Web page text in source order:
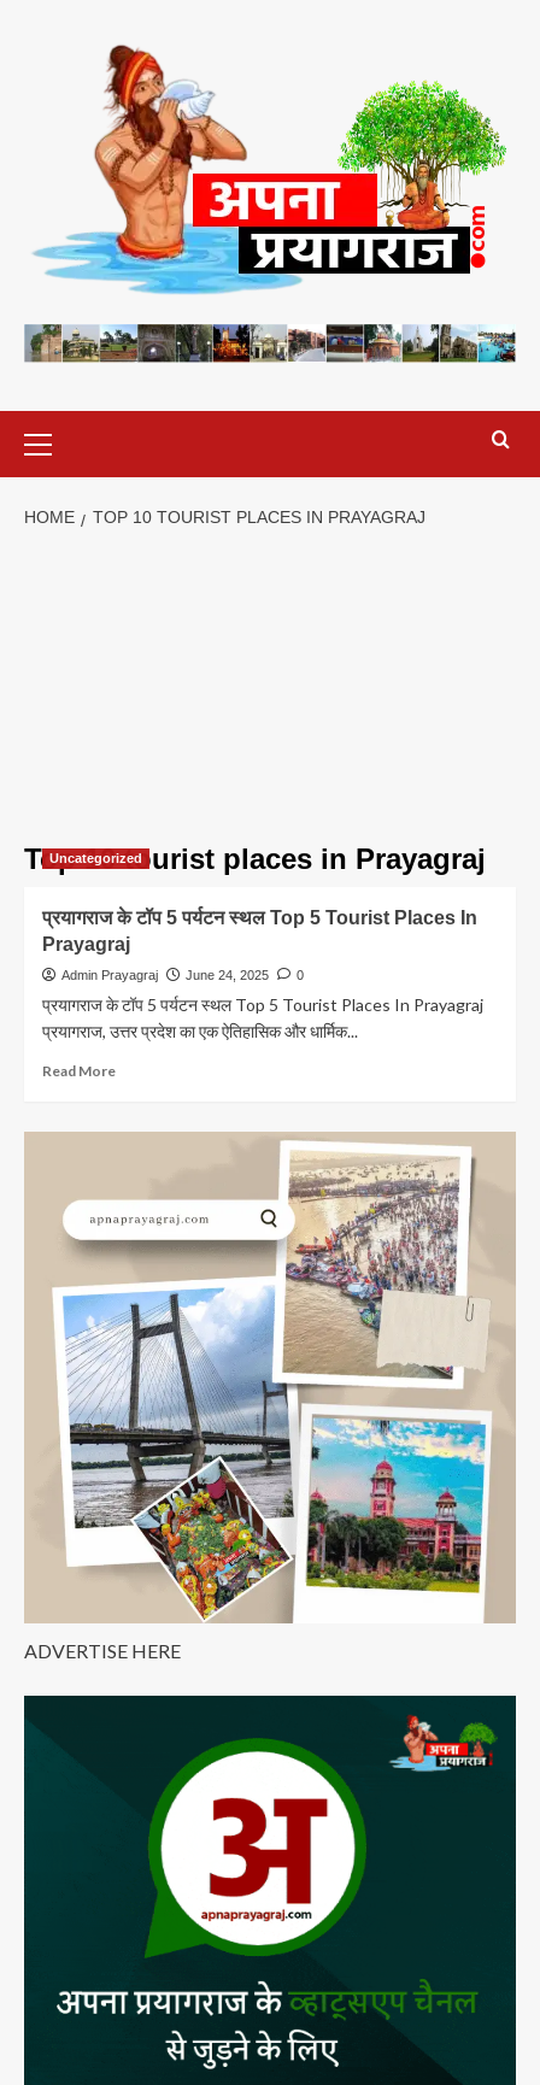
Menu
HOME TOP 10 TOURIST PLACES IN PRAYAGRAJ
Top 10 tourist places in Prayagraj
Uncategorized
प्रयागराज के टॉप 5 पर्यटन स्थल Top 5 Tourist Places In
Prayagraj
Admin Prayagraj June 24, 2025 0
प्रयागराज के टॉप 5 पर्यटन स्थल Top 5 Tourist Places In Prayagraj
प्रयागराज, उत्तर प्रदेश का एक ऐतिहासिक और धार्मिक...
Read MoreRead
प्रयागराज
5
पर्यटन
स्थल
5
Tourist
Places
In
Prayagraj
ADVERTISE HERE